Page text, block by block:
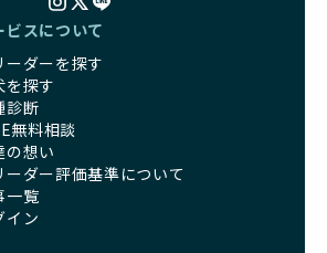
ビスについて
ーダーを探す
を探す
診断
無料相談
の想い
ーダー評価基準について
一覧
イン